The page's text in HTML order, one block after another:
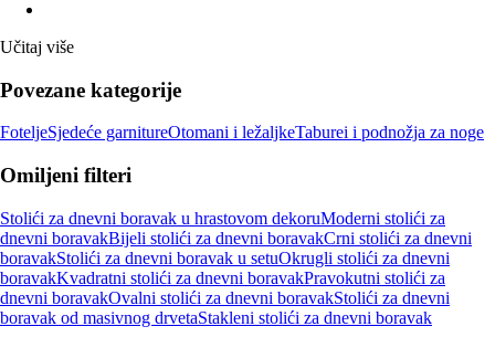
Učitaj više
Povezane kategorije
FoteljeSjedeće garnitureOtomani i ležaljkeTaburei i podnožja za noge
Omiljeni filteri
Stolići za dnevni boravak u hrastovom dekoruModerni stolići za
dnevni boravakBijeli stolići za dnevni boravakCrni stolići za dnevni
boravakStolići za dnevni boravak u setuOkrugli stolići za dnevni
boravakKvadratni stolići za dnevni boravakPravokutni stolići za
dnevni boravakOvalni stolići za dnevni boravakStolići za dnevni
boravak od masivnog drvetaStakleni stolići za dnevni boravak